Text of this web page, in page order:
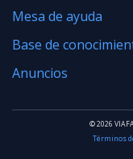
Mesa de ayuda
Base de
Anuncios
© 2026
Términos